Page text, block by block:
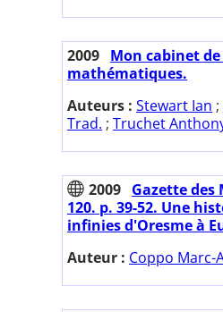
2009 Mon cabinet
mathématiques.
Auteurs : Stewart Ian ;
Trad. ; Truchet
2009 Gazette des
120. p. 39-52. Une
infinies d'Oresme à
Auteur : Coppo Marc-